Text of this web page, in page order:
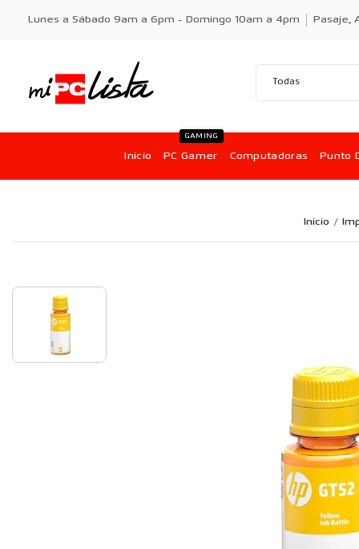
Lunes a Sábado 9am a 6pm - Domingo 10am a 4pm Pasaje,
Inicio PC Gamer
GAMING
Computadoras Punto
Inicio